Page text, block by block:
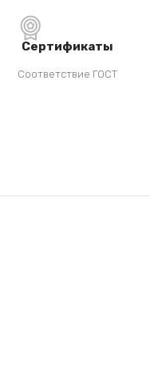
Сертификаты
Соответствие ГОСТ